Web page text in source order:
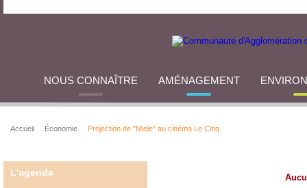
NOUS CONNAÎTRE AMÉNAGEMENT
Accueil Économie Projection de "Miele" au cinéma Le Cinq
L'agenda